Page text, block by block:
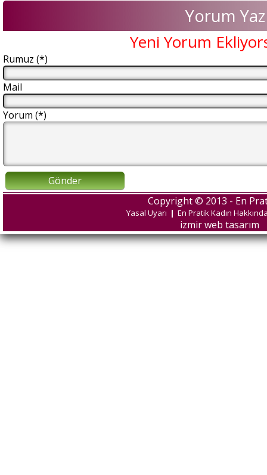
Yorum Yaz
Yeni Yorum
Rumuz (*)
Mail
Yorum (*)
Gönder
Copyright © 2013 - En
Yasal Uyarı | En Pratik Kadın
izmir web tasarım